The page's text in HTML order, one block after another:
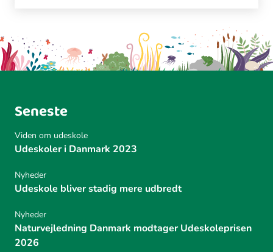
Seneste
Viden om udeskole
Udeskoler i Danmark 2023
Nyheder
Udeskole bliver stadig mere udbredt
Nyheder
Naturvejledning Danmark modtager Udeskoleprisen
2026